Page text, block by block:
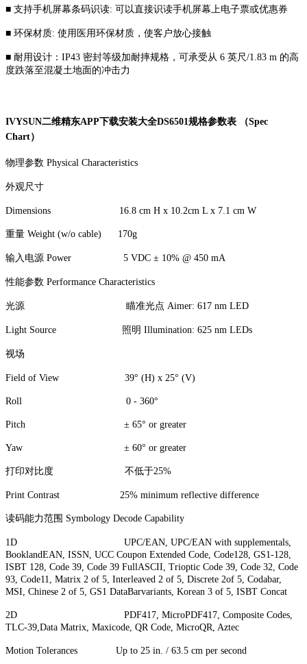
■ 支持手机屏幕条码识读: 可以直接识读手机屏幕上电子票或优惠券
■ 环保材质: 使用医用环保材质，使客户放心接触
■ 耐用设计：IP43 密封等级加耐摔规格，可承受从 6 英尺/1.83 m 的高
度跌落至混凝土地面的冲击力
IVYSUN二维精东APP下载安装大全DS6501规格参数表 （Spec
Chart）
物理参数 Physical Characteristics
外观尺寸
Dimensions 16.8 cm H x 10.2cm L x 7.1 cm W
重量 Weight (w/o cable) 170g
输入电源 Power 5 VDC ± 10% @ 450 mA
性能参数 Performance Characteristics
光源 瞄准光点 Aimer: 617 nm LED
Light Source 照明 Illumination: 625 nm LEDs
视场
Field of View 39° (H) x 25° (V)
Roll 0 - 360°
Pitch ± 65° or greater
Yaw ± 60° or greater
打印对比度 不低于25%
Print Contrast 25% minimum reflective difference
读码能力范围 Symbology Decode Capability
1D UPC/EAN, UPC/EAN with supplementals,
BooklandEAN, ISSN, UCC Coupon Extended Code, Code128, GS1-128,
ISBT 128, Code 39, Code 39 FullASCII, Trioptic Code 39, Code 32, Code
93, Code11, Matrix 2 of 5, Interleaved 2 of 5, Discrete 2of 5, Codabar,
MSI, Chinese 2 of 5, GS1 DataBarvariants, Korean 3 of 5, ISBT Concat
2D PDF417, MicroPDF417, Composite Codes,
TLC-39,Data Matrix, Maxicode, QR Code, MicroQR, Aztec
Motion Tolerances Up to 25 in. / 63.5 cm per second